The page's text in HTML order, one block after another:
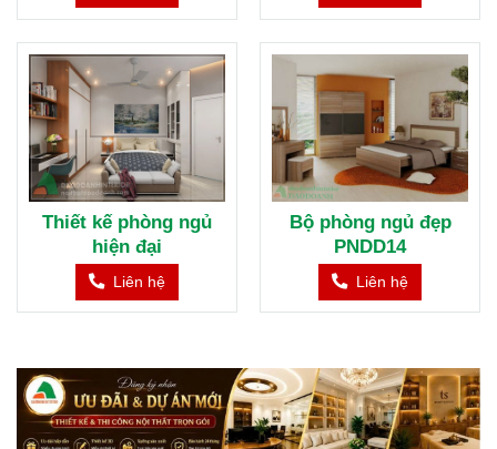
Thiết kế phòng ngủ
hiện đại
Liên hệ
Bộ phòng ngủ đẹp
PNDD14
Liên hệ